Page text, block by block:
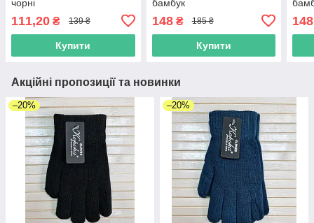
чорні
111,20 ₴ 139 ₴
Купити
бамбук
148₴ 185 ₴
Купити
148
Акційні пропозиції та новинки
–20% –20%